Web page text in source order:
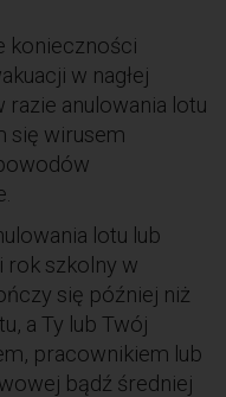
konieczności
w nagłej
razie anulowania lotu
się wirusem
lotu lub
rok szkolny w
się później niż
a Ty lub Twój
pracownikiem lub
bądź średniej